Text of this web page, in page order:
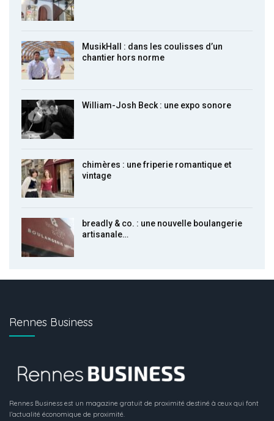
MusikHall : dans les coulisses d’un
chantier hors norme
William-Josh Beck : une expo sonore
chimères : une friperie romantique et
vintage
breadly & co. : une nouvelle boulangerie
artisanale…
Rennes Business
Rennes Business est un magazine gratuit de proximité destiné à ceux qui font
l’actualité économique de proximité.